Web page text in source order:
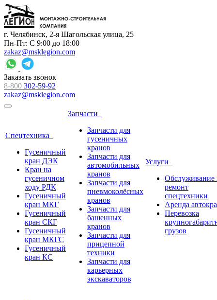
г. Челябинск, 2-я Шагольская улица, 25
Пн-Пт: С 9:00 до 18:00
zakaz@msklegion.com
Заказать звонок
8-800 302-59-92
zakaz@msklegion.com
Спецтехника
Гусеничный
кран ДЭК
Кран на
гусеничном
ходу РДК
Гусеничный
кран МКГ
Гусеничный
кран СКГ
Гусеничный
кран МКГС
Гусеничный
кран КС
Запчасти
Запчасти для
гусеничных
кранов
Запчасти для
автомобильных
кранов
Запчасти для
пневмоколёсных
кранов
Запчасти для
башенных
кранов
Запчасти для
прицепной
техники
Запчасти для
карьерных
экскаваторов
Услуги
Обслуживание
ремонт
спецтехники
Аренда
Перевозка
грузов